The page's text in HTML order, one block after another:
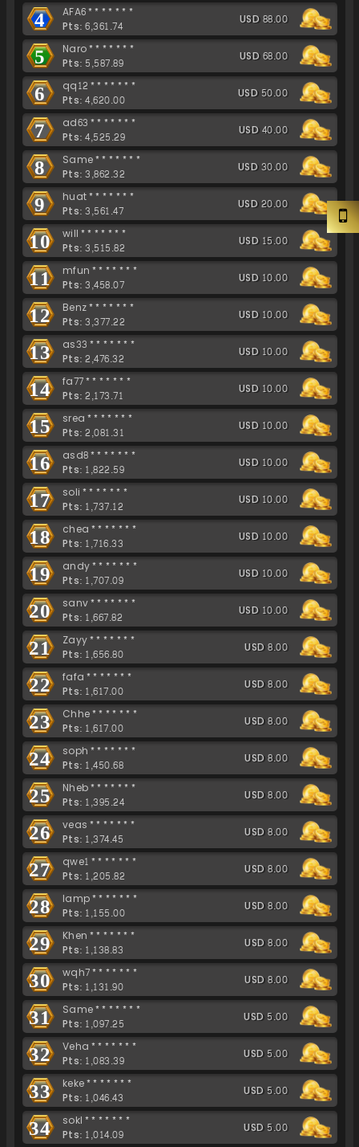
4
AFA6*******
Pts: 6,361.74
USD 88.00
5
Naro*******
Pts: 5,587.89
USD 68.00
6
qq12*******
Pts: 4,620.00
USD 50.00
7
ad63*******
Pts: 4,525.29
USD 40.00
8
Same*******
Pts: 3,862.32
USD 30.00
9
huat*******
Pts: 3,561.47
USD 20.00
10
will*******
Pts: 3,515.82
USD 15.00
11
mfun*******
Pts: 3,458.07
USD 10.00
12
Benz*******
Pts: 3,377.22
USD 10.00
13
as33*******
Pts: 2,476.32
USD 10.00
14
fa77*******
Pts: 2,173.71
USD 10.00
15
srea*******
Pts: 2,081.31
USD 10.00
16
asd8*******
Pts: 1,822.59
USD 10.00
17
soli*******
Pts: 1,737.12
USD 10.00
18
chea*******
Pts: 1,716.33
USD 10.00
19
andy*******
Pts: 1,707.09
USD 10.00
20
sanv*******
Pts: 1,667.82
USD 10.00
21
Zayy*******
Pts: 1,656.80
USD 8.00
22
fafa*******
Pts: 1,617.00
USD 8.00
23
Chhe*******
Pts: 1,617.00
USD 8.00
24
soph*******
Pts: 1,450.68
USD 8.00
25
Nheb*******
Pts: 1,395.24
USD 8.00
26
veas*******
Pts: 1,374.45
USD 8.00
27
qwe1*******
Pts: 1,205.82
USD 8.00
28
lamp*******
Pts: 1,155.00
USD 8.00
29
Khen*******
Pts: 1,138.83
USD 8.00
30
wqh7*******
Pts: 1,131.90
USD 8.00
31
Same*******
Pts: 1,097.25
USD 5.00
32
Veha*******
Pts: 1,083.39
USD 5.00
33
keke*******
Pts: 1,046.43
USD 5.00
34
sokl*******
Pts: 1,014.09
USD 5.00